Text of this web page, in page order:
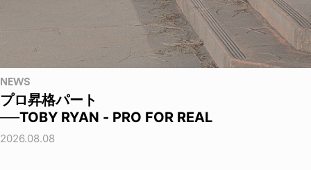
NEWS
プロ昇格パート
──TOBY RYAN - PRO FOR REAL
2026.08.08